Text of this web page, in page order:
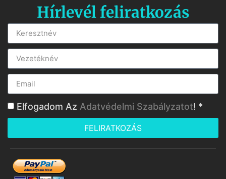
Hírlevél feliratkozás
Elfogadom Az Adatvédelmi Szabályzatot! *
FELIRATKOZÁS